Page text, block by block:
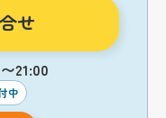
せ
21:00
中